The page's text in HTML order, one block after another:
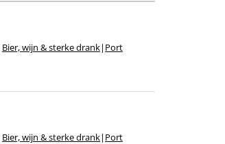
Sorteer op naam Z - A
Sorteer op merk
Bier, wijn & sterke drank| Port
Bier, wijn & sterke drank| Port